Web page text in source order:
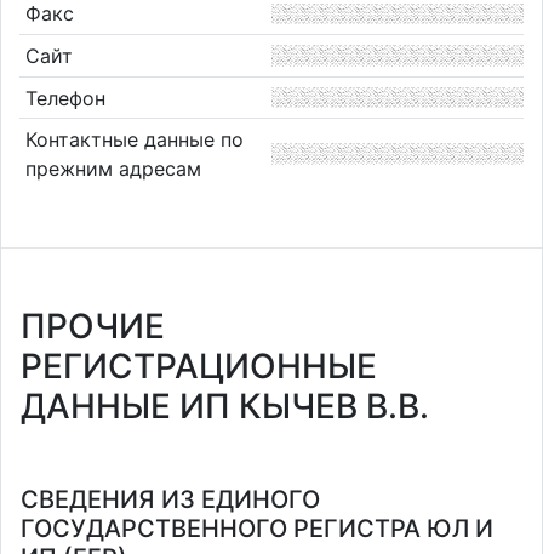
Факс
Сайт
Телефон
Контактные данные по
прежним адресам
ПРОЧИЕ
РЕГИСТРАЦИОННЫЕ
ДАННЫЕ ИП КЫЧЕВ В.В.
СВЕДЕНИЯ ИЗ ЕДИНОГО
ГОСУДАРСТВЕННОГО РЕГИСТРА ЮЛ И